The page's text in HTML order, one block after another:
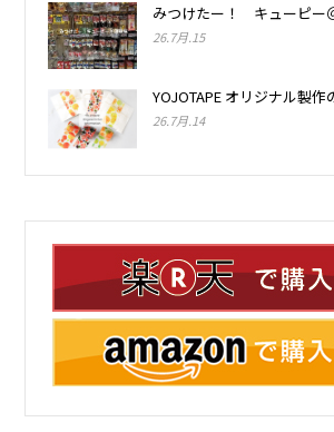
みつけたー！ キューピー
26.7月.15
YOJOTAPE オリジナル製
26.7月.14